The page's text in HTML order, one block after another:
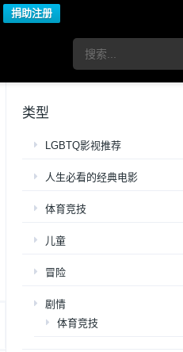
捐助注册
类型
LGBTQ影视推荐
人生必看的经典电影
体育竞技
儿童
冒险
剧情
体育竞技